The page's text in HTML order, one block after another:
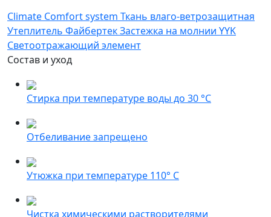
Climate Comfort system Ткань влаго-ветрозащитная
Утеплитель ФайбертекЗастежка на молнии YYK
Светоотражающий элемент
Состав и уход
Стирка при температуре воды до 30 °C
Отбеливание запрещено
Утюжка при температуре 110° С
Чистка химическими растворителями